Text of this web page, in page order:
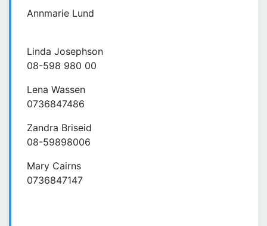
Annmarie Lund
Linda Josephson
08-598 980 00
Lena Wassen
0736847486
Zandra Briseid
08-59898006
Mary Cairns
0736847147